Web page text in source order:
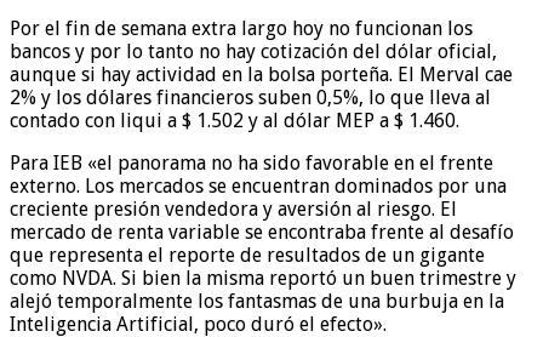
Por el fin de semana extra largo hoy no funcionan los
bancos y por lo tanto no hay cotización del dólar oficial,
aunque si hay actividad en la bolsa porteña. El Merval cae
2% y los dólares financieros suben 0,5%, lo que lleva al
contado con liqui a $ 1.502 y al dólar MEP a $ 1.460.
Para IEB «el panorama no ha sido favorable en el frente
externo. Los mercados se encuentran dominados por una
creciente presión vendedora y aversión al riesgo. El
mercado de renta variable se encontraba frente al desafío
que representa el reporte de resultados de un gigante
como NVDA. Si bien la misma reportó un buen trimestre y
alejó temporalmente los fantasmas de una burbuja en la
Inteligencia Artificial, poco duró el efecto».